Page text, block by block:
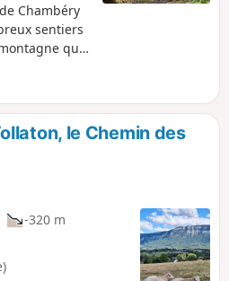
Chambéry
sentiers
qui
intérêts
un
le Chemin des
-320 m